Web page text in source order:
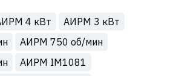
4 кВт
АИРМ 3 кВт
АИРМ 750 об/мин
АИРМ IM1081